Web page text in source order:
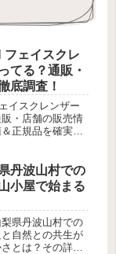
フェイスクレ
てる？通販・
底調査！
イスクレンザー
・店舗の販売情
正規品を確実に
丹波山村での
小屋で始まる
県丹波山村での
自然との共生が
とは？その詳細